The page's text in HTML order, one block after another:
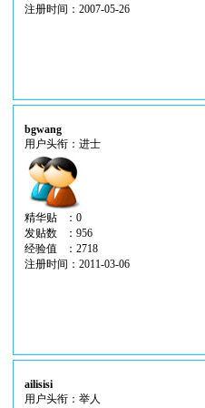
注册时间：2007-05-26
bgwang
用户头衔：进士
精华贴 ：0
发贴数 ：956
经验值 ：2718
注册时间：2011-03-06
ailisisi
用户头衔：举人